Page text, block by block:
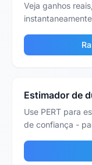
Veja ganhos
Estimador de
Use PERT para
de confiança -